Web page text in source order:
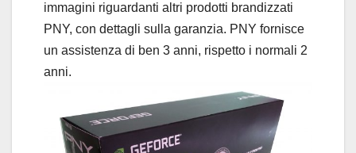
immagini riguardanti altri prodotti brandizzati
PNY, con dettagli sulla garanzia. PNY fornisce
un assistenza di ben 3 anni, rispetto i normali 2
anni.